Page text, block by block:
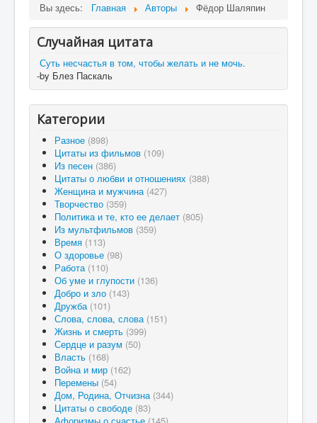
Вы здесь: Главная Авторы Фёдор Шаляпин
Случайная цитата
Суть несчастья в том, чтобы желать и не мочь.
-by Блез Паскаль
Категории
Разное (898)
Цитаты из фильмов (109)
Из песен (386)
Цитаты о любви и отношениях (388)
Женщина и мужчина (427)
Творчество (359)
Политика и те, кто ее делает (805)
Из мультфильмов (359)
Время (113)
О здоровье (98)
Работа (110)
Об уме и глупости (136)
Добро и зло (143)
Дружба (101)
Слова, слова, слова (151)
Жизнь и смерть (399)
Сердце и разум (50)
Власть (168)
Война и мир (162)
Перемены (54)
Дом, Родина, Отчизна (344)
Цитаты о свободе (83)